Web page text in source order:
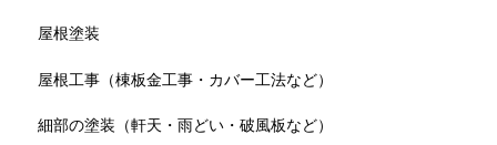
屋根塗装
屋根工事（棟板金工事・カバー工法など）
細部の塗装（軒天・雨どい・破風板など）